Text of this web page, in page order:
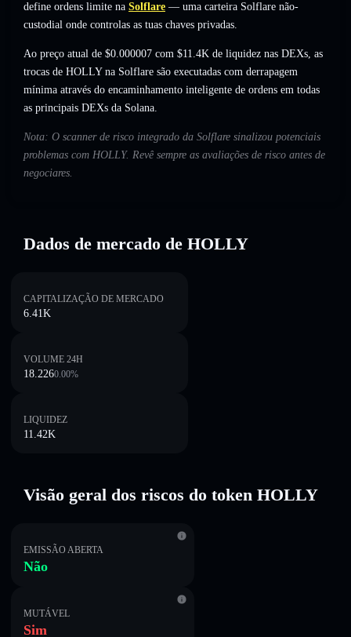
define ordens limite na Solflare — uma carteira Solflare não-
custodial onde controlas as tuas chaves privadas.
Ao preço atual de $0.000007 com $11.4K de liquidez nas DEXs, as
trocas de HOLLY na Solflare são executadas com derrapagem
mínima através do encaminhamento inteligente de ordens em todas
as principais DEXs da Solana.
Nota: O scanner de risco integrado da Solflare sinalizou potenciais
problemas com HOLLY. Revê sempre as avaliações de risco antes de
negociares.
Dados de mercado de HOLLY
CAPITALIZAÇÃO DE MERCADO
6.41K
VOLUME 24H
18.2260.00%
LIQUIDEZ
11.42K
Visão geral dos riscos do token HOLLY
EMISSÃO ABERTA
Não
MUTÁVEL
Sim